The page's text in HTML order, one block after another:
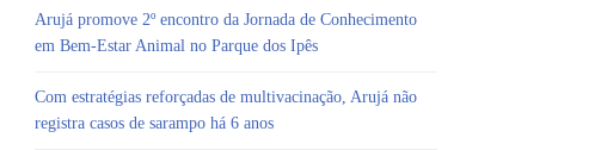
Arujá promove 2º encontro da Jornada de Conhecimento
em Bem-Estar Animal no Parque dos Ipês
Com estratégias reforçadas de multivacinação, Arujá não
registra casos de sarampo há 6 anos